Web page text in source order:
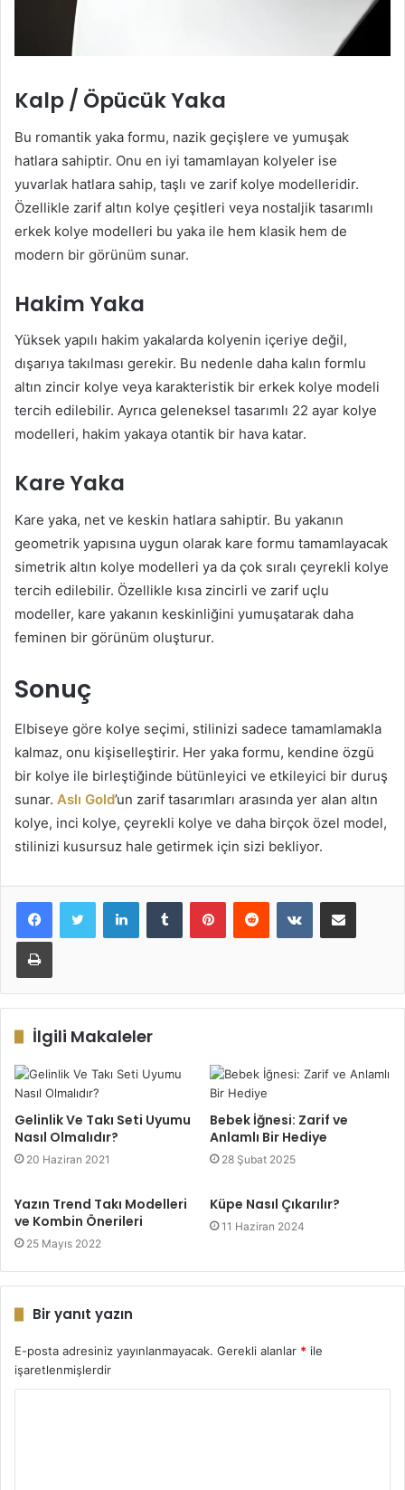
Kalp / Öpücük Yaka
Bu romantik yaka formu, nazik geçişlere ve yumuşak
hatlara sahiptir. Onu en iyi tamamlayan kolyeler ise
yuvarlak hatlara sahip, taşlı ve zarif kolye modelleridir.
Özellikle zarif altın kolye çeşitleri veya nostaljik tasarımlı
erkek kolye modelleri bu yaka ile hem klasik hem de
modern bir görünüm sunar.
Hakim Yaka
Yüksek yapılı hakim yakalarda kolyenin içeriye değil,
dışarıya takılması gerekir. Bu nedenle daha kalın formlu
altın zincir kolye veya karakteristik bir erkek kolye modeli
tercih edilebilir. Ayrıca geleneksel tasarımlı 22 ayar kolye
modelleri, hakim yakaya otantik bir hava katar.
Kare Yaka
Kare yaka, net ve keskin hatlara sahiptir. Bu yakanın
geometrik yapısına uygun olarak kare formu tamamlayacak
simetrik altın kolye modelleri ya da çok sıralı çeyrekli kolye
tercih edilebilir. Özellikle kısa zincirli ve zarif uçlu
modeller, kare yakanın keskinliğini yumuşatarak daha
feminen bir görünüm oluşturur.
Sonuç
Elbiseye göre kolye seçimi, stilinizi sadece tamamlamakla
kalmaz, onu kişiselleştirir. Her yaka formu, kendine özgü
bir kolye ile birleştiğinde bütünleyici ve etkileyici bir duruş
sunar. Aslı Gold’un zarif tasarımları arasında yer alan altın
kolye, inci kolye, çeyrekli kolye ve daha birçok özel model,
stilinizi kusursuz hale getirmek için sizi bekliyor.
LinkedInTumblr PinterestReddit VKontakteE-Posta ile paylaş
Yazdır
İlgili Makaleler
Gelinlik Ve Takı Seti Uyumu
Nasıl Olmalıdır?
20 Haziran 2021
Bebek İğnesi: Zarif ve
Anlamlı Bir Hediye
28 Şubat 2025
Yazın Trend Takı Modelleri
ve Kombin Önerileri
25 Mayıs 2022
Küpe Nasıl Çıkarılır?
11 Haziran 2024
Bir yanıt yazın
E-posta adresiniz yayınlanmayacak. Gerekli alanlar * ile
işaretlenmişlerdir